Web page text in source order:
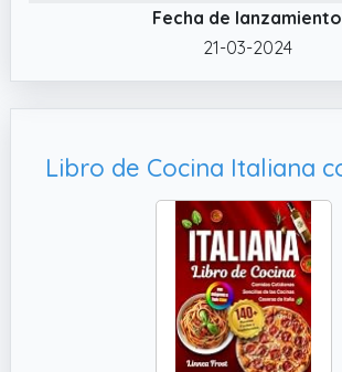
Fecha de lanzamiento
21-03-2024